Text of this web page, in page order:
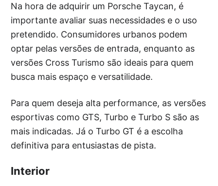
Na hora de adquirir um Porsche Taycan, é
importante avaliar suas necessidades e o uso
pretendido. Consumidores urbanos podem
optar pelas versões de entrada, enquanto as
versões Cross Turismo são ideais para quem
busca mais espaço e versatilidade.
Para quem deseja alta performance, as versões
esportivas como GTS, Turbo e Turbo S são as
mais indicadas. Já o Turbo GT é a escolha
definitiva para entusiastas de pista.
Interior